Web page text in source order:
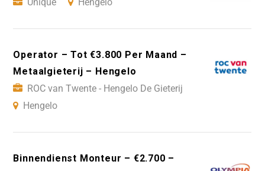
Operator – Tot €3.800 Per Maand –
Metaalgieterij – Hengelo
ROC van Twente - Hengelo De Gieterij
Hengelo
Binnendienst Monteur – €2.700 –